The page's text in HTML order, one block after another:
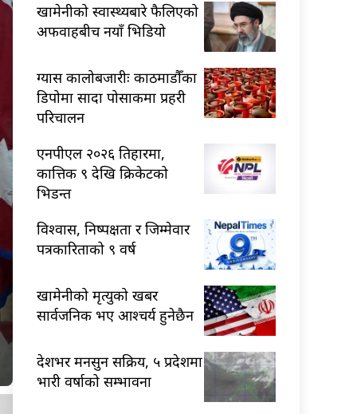
खामेनीको स्वास्थ्यबारे फैलिएको
अफवाहबीच नयाँ भिडियो
ग्यास कालोबजारीः काठमाडौँका
डिपोमा सादा पोसाकमा प्रहरी
परिचालन
एनपीएल २०२६ तिहारमा,
कात्तिक ९ देखि क्रिकेटको
भिडन्त
विश्वास, निष्पक्षता र जिम्मेवार
पत्रकारिताको ९ वर्ष
खामेनीको मृत्युको खबर
सार्वजनिक भए आश्चर्य हुनेछैन
देशभर मनसुन सक्रिय, ५ प्रदेशमा
भारी वर्षाको सम्भावना